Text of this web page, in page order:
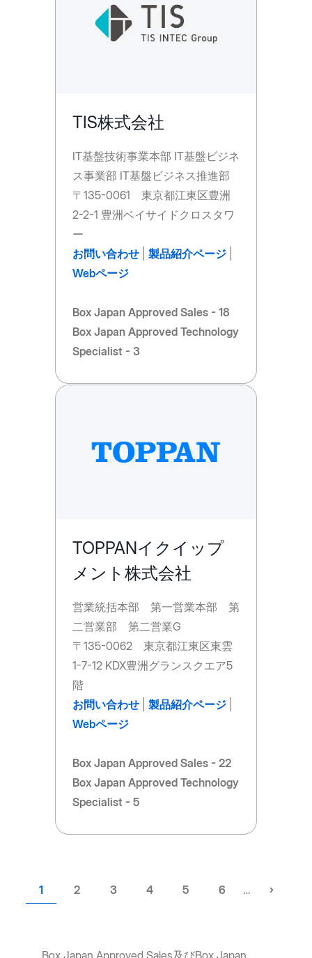
TIS株式会社
IT基盤技術事業本部 IT基盤ビジネ
ス事業部 IT基盤ビジネス推進部
〒135-0061 東京都江東区豊洲
2-2-1 豊洲ベイサイドクロスタワ
ー
お問い合わせ| 製品紹介ページ
Webページ
Box Japan Approved Sales - 18
Box Japan Approved Technology
Specialist - 3
TOPPANイクイップ
メント株式会社
営業統括本部 第一営業本部 第
二営業部 第二営業G
〒135-0062 東京都江東区東雲
1-7-12 KDX豊洲グランスクエア5
階
お問い合わせ| 製品紹介ページ
Webページ
Box Japan Approved Sales - 22
Box Japan Approved Technology
Specialist - 5
Current
page
1
ペ
2
ペ
3
ペ
4
ペ
5
ペ
6 …
Next
›
Box Japan Approved Sales及びBox Japan